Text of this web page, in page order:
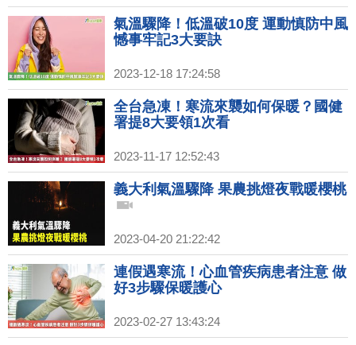
氣溫驟降！低溫破10度 運動慎防中風
憾事牢記3大要訣
2023-12-18 17:24:58
全台急凍！寒流來襲如何保暖？國健
署提8大要領1次看
2023-11-17 12:52:43
義大利氣溫驟降 果農挑燈夜戰暖櫻桃
2023-04-20 21:22:42
連假遇寒流！心血管疾病患者注意 做
好3步驟保暖護心
2023-02-27 13:43:24